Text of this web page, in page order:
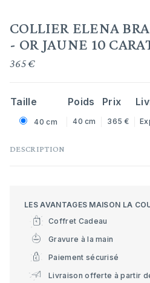
COLLIER ELENA
- OR JAUNE 10
365 €
Taille Poids Prix
40 cm 40 cm 365 €
DESCRIPTION
LES AVANTAGES MAISON LA
Coffret Cadeau
Gravure à la main
Paiement sécurisé
Livraison offerte à partir